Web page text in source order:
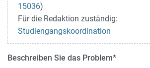
15036)
Für die Redaktion zuständig:
Studiengangskoordination
Beschreiben Sie das Problem*